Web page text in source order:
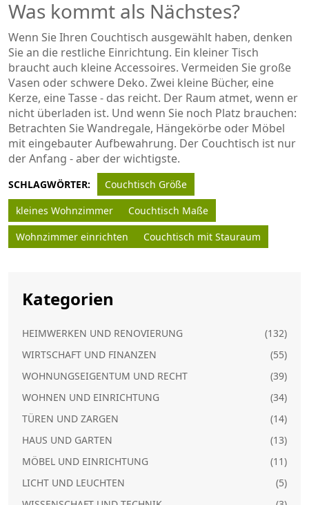
Was kommt als Nächstes?
Wenn Sie Ihren Couchtisch ausgewählt haben, denken
Sie an die restliche Einrichtung. Ein kleiner Tisch
braucht auch kleine Accessoires. Vermeiden Sie große
Vasen oder schwere Deko. Zwei kleine Bücher, eine
Kerze, eine Tasse - das reicht. Der Raum atmet, wenn er
nicht überladen ist. Und wenn Sie noch Platz brauchen:
Betrachten Sie Wandregale, Hängekörbe oder Möbel
mit eingebauter Aufbewahrung. Der Couchtisch ist nur
der Anfang - aber der wichtigste.
SCHLAGWÖRTER:
Couchtisch Größe
kleines Wohnzimmer
Couchtisch Maße
Wohnzimmer einrichten
Couchtisch mit Stauraum
Kategorien
HEIMWERKEN UND RENOVIERUNG
(132)
WIRTSCHAFT UND FINANZEN
(55)
WOHNUNGSEIGENTUM UND RECHT
(39)
WOHNEN UND EINRICHTUNG
(34)
TÜREN UND ZARGEN
(14)
HAUS UND GARTEN
(13)
MÖBEL UND EINRICHTUNG
(11)
LICHT UND LEUCHTEN
(5)